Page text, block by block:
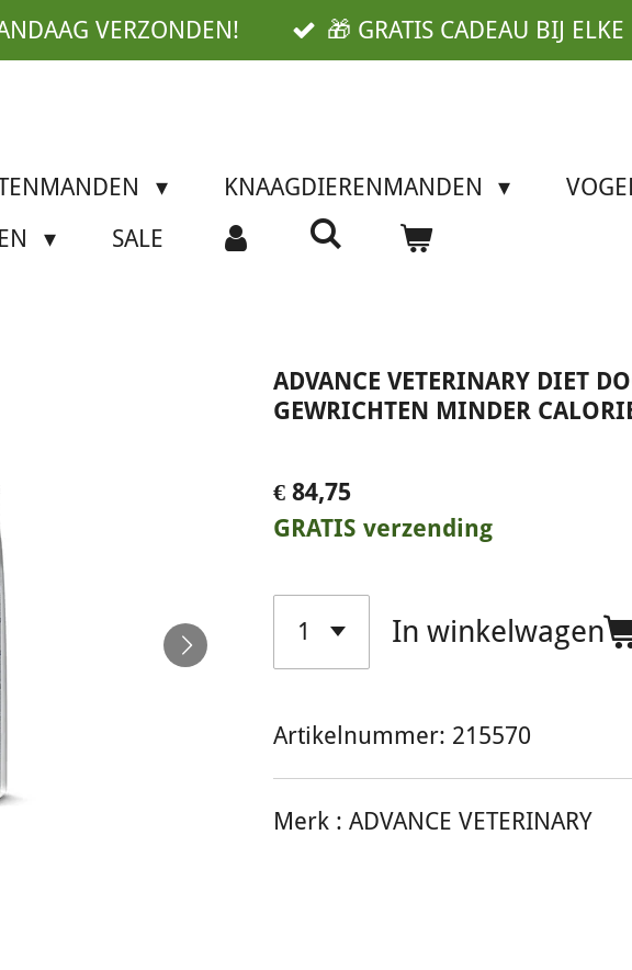
VERZONDEN! 🎁 GRATIS CADEAU BIJ
KNAAGDIERENMANDEN
SALE
ADVANCE VETERINARY DIET
GEWRICHTEN MINDER
€ 84,75
GRATIS verzending
In winkelwagen
Artikelnummer: 215570
Merk : ADVANCE VETERINARY